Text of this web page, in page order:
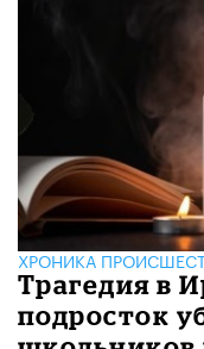
ХРОНИКА
Трагедия в
подросток